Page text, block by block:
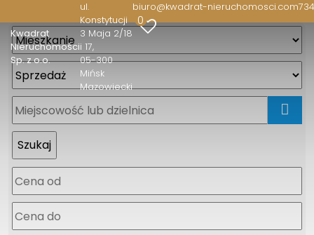
Kwadrat
Nieruchomości
Sp. z o.o.
ul.
Konstytucji
3 Maja 2/18
i 17
05-300
Mińsk
Mazowiecki
biuro@kwadrat-nieruchomosci.com
0